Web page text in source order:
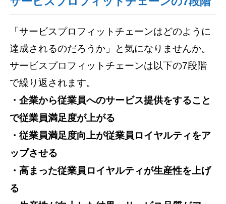
「サービスプロフィットチェーンはどのように
達成されるのだろうか」と気になりませんか。
サービスプロフィットチェーンは以下の7段階
で繰り返されます。
・企業から従業員へのサービス提供をすること
で従業員満足度が上がる
・従業員満足度向上が従業員ロイヤルティをア
ップさせる
・高まった従業員ロイヤルティが生産性を上げ
る